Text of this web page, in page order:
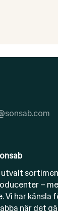
utvalt
–
Vi har känsla
när det